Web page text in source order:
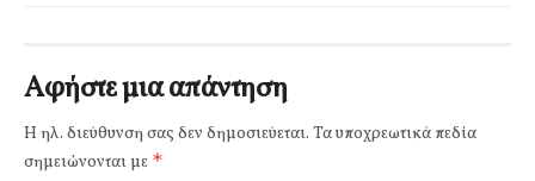
Αφήστε μια απάντηση
Η ηλ. διεύθυνση σας δεν δημοσιεύεται. Τα υποχρεωτικά πεδία
σημειώνονται με *